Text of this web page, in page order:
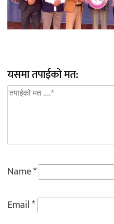
यसमा तपाईको मत:
Name*
Email*